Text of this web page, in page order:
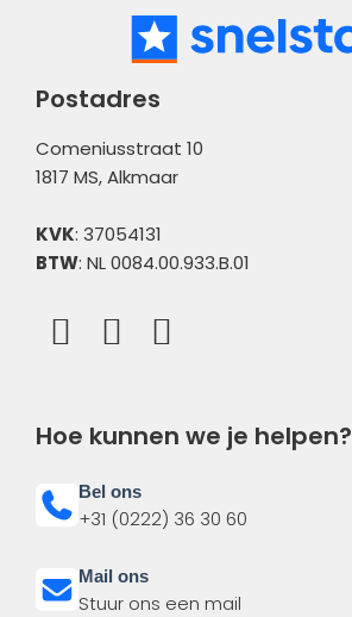
Bank
Meldingen
Postadres
Comeniusstraat 10
1817 MS, Alkmaar
KVK: 37054131
BTW: NL 0084.00.933.B.01
Hoe kunnen we je helpen?
Bel ons
+31 (0222) 36 30 60
Mail ons
Stuur ons een mail